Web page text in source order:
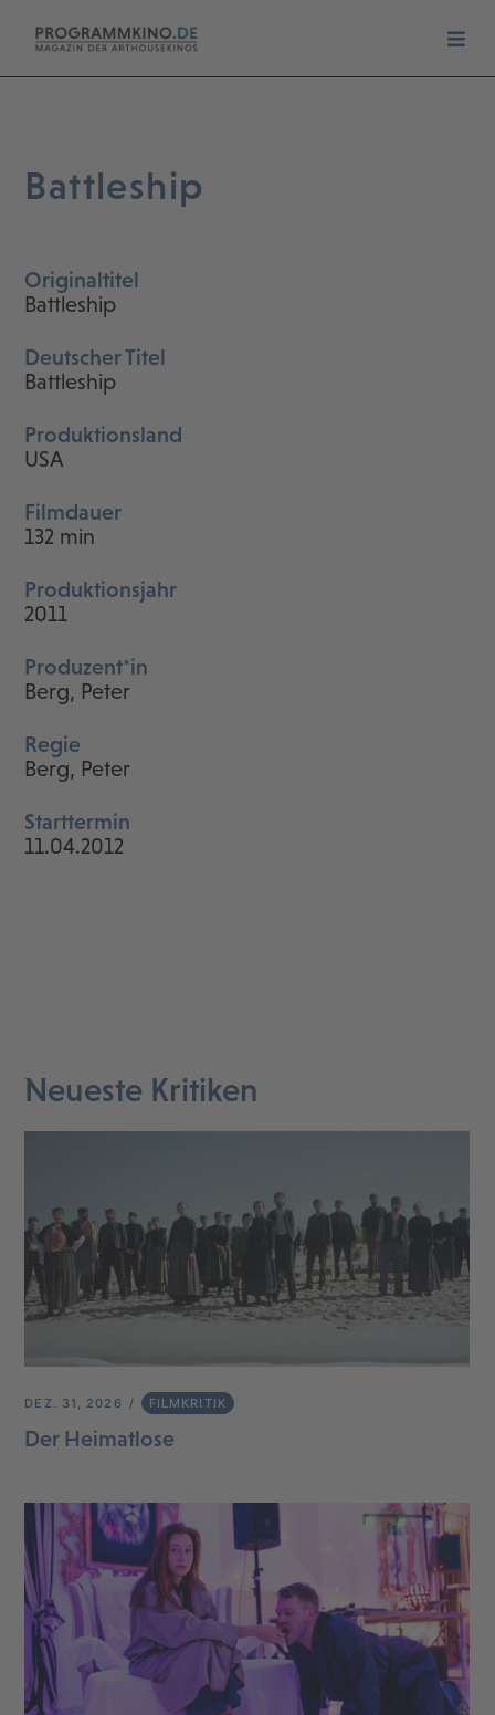
Battleship
Originaltitel
Battleship
Deutscher Titel
Battleship
Produktionsland
USA
Filmdauer
132 min
Produktionsjahr
2011
Produzent*in
Berg, Peter
Regie
Berg, Peter
Starttermin
11.04.2012
Neueste Kritiken
DEZ. 31, 2026 FILMKRITIK
Der Heimatlose